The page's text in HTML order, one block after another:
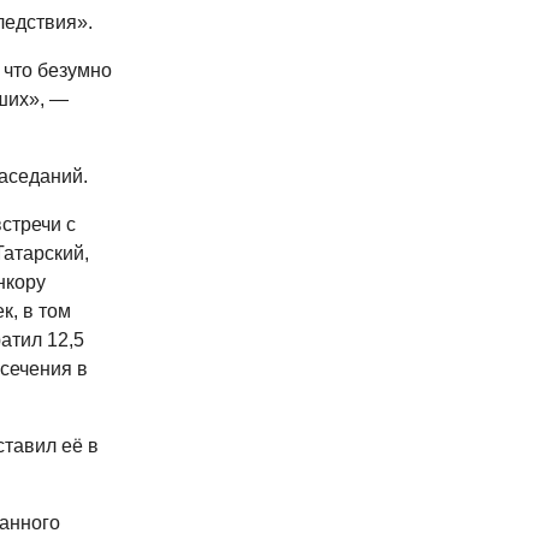
безумно
—
с
в том
12,5
в
её в